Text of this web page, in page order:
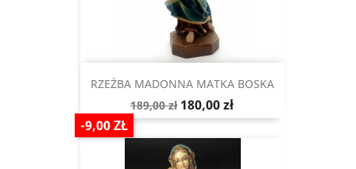
RZEŹBA MADONNA MATKA BOSKA
Cena
podstawowa
189,00 zł
-9,00 ZŁ
Cena
180,00 zł